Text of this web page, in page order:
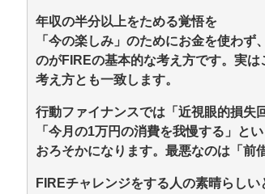
年収の半分以上をためる覚悟を
「今の楽しみ」のためにお金を使わ
のがFIREの基本的な考え方です。実
考え方とも一致します。
行動ファイナンスでは「近視眼的損失
「今月の1万円の消費を我慢する」と
おろそかになります。最悪なのは「前
FIREチャレンジをする人の素晴らし